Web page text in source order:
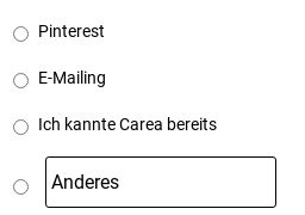
Pinterest
E-Mailing
Ich kannte Carea bereits